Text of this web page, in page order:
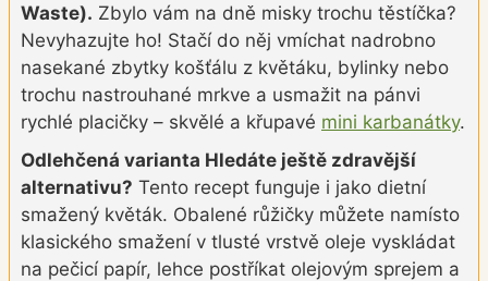
Waste). Zbylo vám na dně misky trochu těstíčka?
Nevyhazujte ho! Stačí do něj vmíchat nadrobno
nasekané zbytky košťálu z květáku, bylinky nebo
trochu nastrouhané mrkve a usmažit na pánvi
rychlé placičky –⁠ skvělé a křupavé mini karbanátky.
Odlehčená varianta Hledáte ještě zdravější
alternativu? Tento recept funguje i jako dietní
smažený květák. Obalené růžičky můžete namísto
klasického smažení v tlusté vrstvě oleje vyskládat
na pečicí papír, lehce postříkat olejovým sprejem a